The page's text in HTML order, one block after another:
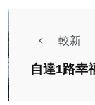
較新
自達1路幸